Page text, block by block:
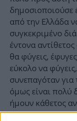
δημοσιοποιούσε
από την Ελλάδα
συγκεκριμένο
έντονα
θα φύγεις,
εύκολο να
συνεπαγόταν
όμως είναι πολύ
ήμουν κάθετος
σημειώνει.